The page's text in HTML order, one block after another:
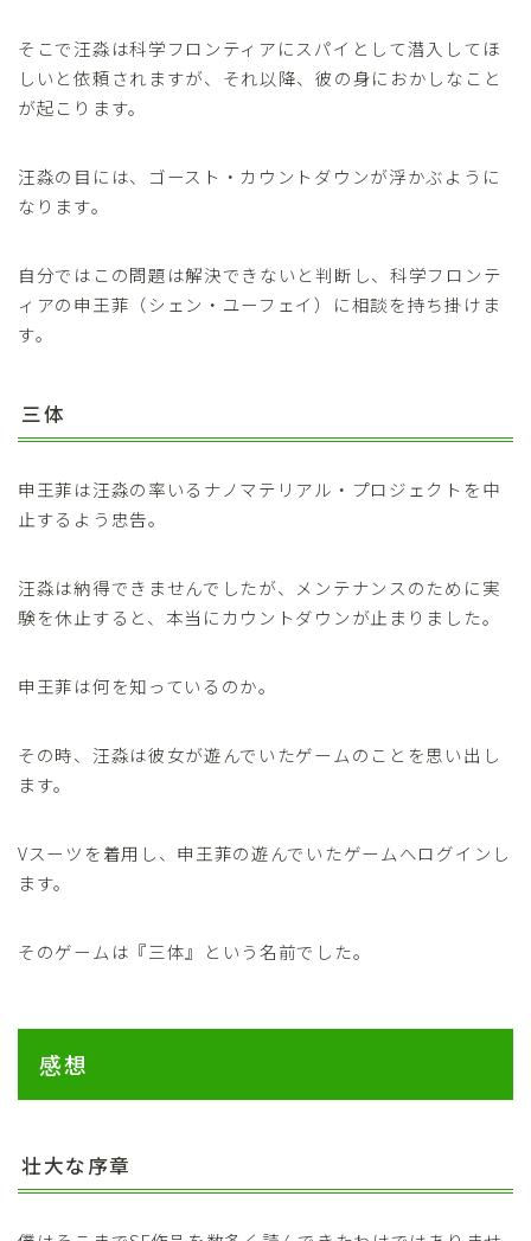
そこで汪淼は科学フロンティアにスパイとして潜入してほ
しいと依頼されますが、それ以降、彼の身におかしなこと
が起こります。
汪淼の目には、ゴースト・カウントダウンが浮かぶように
なります。
自分ではこの問題は解決できないと判断し、科学フロンテ
ィアの申王菲（シェン・ユーフェイ）に相談を持ち掛けま
す。
三体
申王菲は汪淼の率いるナノマテリアル・プロジェクトを中
止するよう忠告。
汪淼は納得できませんでしたが、メンテナンスのために実
験を休止すると、本当にカウントダウンが止まりました。
申王菲は何を知っているのか。
その時、汪淼は彼女が遊んでいたゲームのことを思い出し
ます。
Vスーツを着用し、申王菲の遊んでいたゲームへログインし
ます。
そのゲームは『三体』という名前でした。
感想
壮大な序章